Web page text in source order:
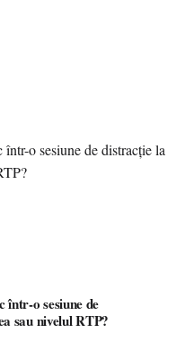
o sesiune de
sau nivelul RTP?